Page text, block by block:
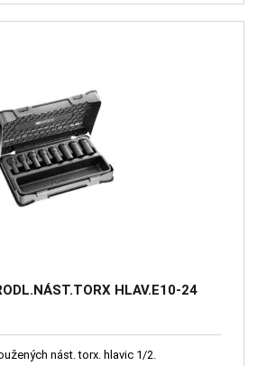
HLAV.E10-24
nást. torx. hlavic 1/2.